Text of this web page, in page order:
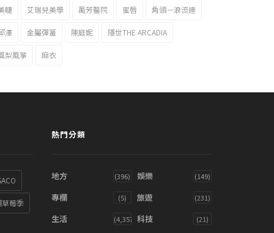
睫 艾瑞兒美學 萬芳醫院 蜜唇 角頭－浪流連
澤 金屬彈簧 陳庭妮 隱世THE ARCADIA
梨風箏 麻衣
草莓季
熱門分類
地方 (396) 娛樂 (149)
專欄 (5) 旅遊 (231)
生活 (4,357) 科技 (21)